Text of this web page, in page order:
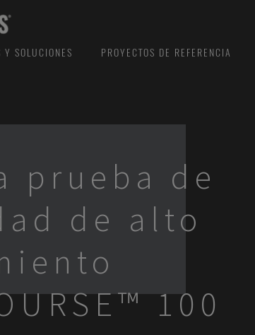
SOLUCIONES PROYECTOS DE REFERENCIA
prueba de
de alto
100